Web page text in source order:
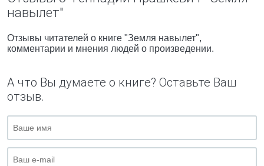
навылет"
Отзывы читателей о книге "Земля навылет",
комментарии и мнения людей о произведении.
А что Вы думаете о книге? Оставьте Ваш
отзыв.